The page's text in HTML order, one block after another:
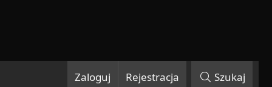
Zaloguj Rejestracja Szukaj